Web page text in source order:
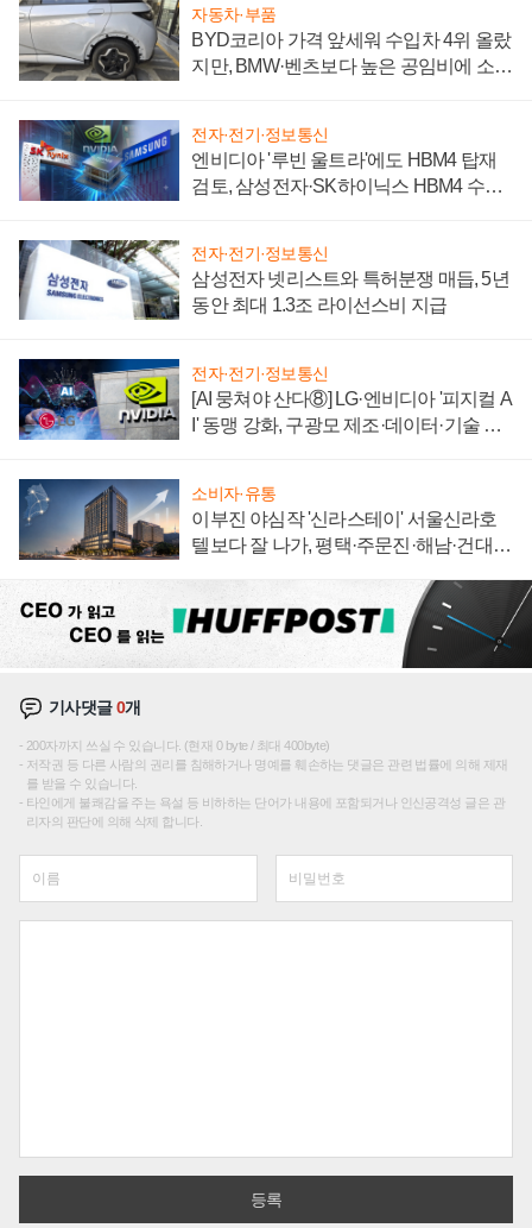
자동차·부품
BYD코리아 가격 앞세워 수입차 4위 올랐
지만, BMW·벤츠보다 높은 공임비에 소비
전자·전기·정보통신
엔비디아 '루빈 울트라'에도 HBM4 탑재
검토, 삼성전자·SK하이닉스 HBM4 수율
전자·전기·정보통신
삼성전자 넷리스트와 특허분쟁 매듭, 5년
동안 최대 1.3조 라이선스비 지급
전자·전기·정보통신
[AI 뭉쳐야 산다⑧] LG·엔비디아 '피지컬 A
I' 동맹 강화, 구광모 제조·데이터·기술 결
소비자·유통
이부진 야심작 '신라스테이' 서울신라호
텔보다 잘 나가, 평택·주문진·해남·건대로
기사댓글0개
200자까지 쓰실 수 있습니다. (현재 0 byte / 최대 400byte)
저작권 등 다른 사람의 권리를 침해하거나 명예를 훼손하는 댓글은 관련 법률에 의해 제재
를 받을 수 있습니다.
타인에게 불쾌감을 주는 욕설 등 비하하는 단어가 내용에 포함되거나 인신공격성 글은 관
리자의 판단에 의해 삭제 합니다.